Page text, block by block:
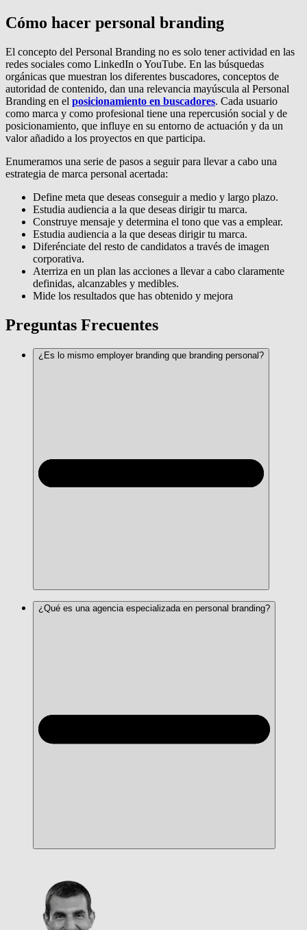
Cómo hacer personal branding
El concepto del Personal Branding no es solo tener actividad en las
redes sociales como LinkedIn o YouTube. En las búsquedas
orgánicas que muestran los diferentes buscadores, conceptos de
autoridad de contenido, dan una relevancia mayúscula al Personal
Branding en el posicionamiento en buscadores. Cada usuario
como marca y como profesional tiene una repercusión social y de
posicionamiento, que influye en su entorno de actuación y da un
valor añadido a los proyectos en que participa.
Enumeramos una serie de pasos a seguir para llevar a cabo una
estrategia de marca personal acertada:
Define meta que deseas conseguir a medio y largo plazo.
Estudia audiencia a la que deseas dirigir tu marca.
Construye mensaje y determina el tono que vas a emplear.
Estudia audiencia a la que deseas dirigir tu marca.
Diferénciate del resto de candidatos a través de imagen
corporativa.
Aterriza en un plan las acciones a llevar a cabo claramente
definidas, alcanzables y medibles.
Mide los resultados que has obtenido y mejora
Preguntas Frecuentes
¿Es lo mismo employer branding que branding personal?
employer branding
¿Qué es una agencia especializada en personal branding?